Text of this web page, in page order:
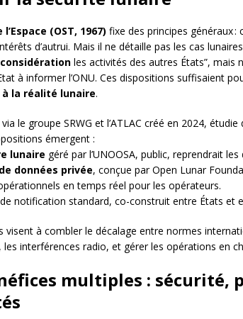
(OST, 1967) fixe des principes généraux
d’autrui. Mais il ne détaille pas les cas
les activités des autres États”, mais
à informer l’ONU. Ces dispositions suffisaient
la réalité lunaire.
via le groupe SRWG et l’ATLAC créé en 2024,
émergent :
lunaire géré par l’UNOOSA, public, reprendrait
données privée, conçue par Open Lunar
en temps réel pour les opérateurs.
notification standard, co-construit entre États et
visent à combler le décalage entre normes
les interférences radio, et gérer les opérations en
multiples : sécurité,